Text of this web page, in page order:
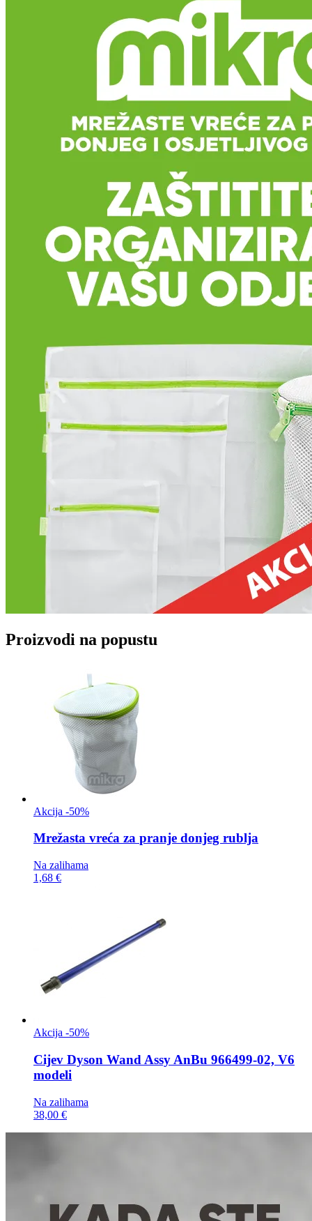
Proizvodi na popustu
Akcija -50%
Mrežasta vreća za pranje donjeg rublja
Na zalihama
1,68 €
Akcija -50%
Cijev Dyson Wand Assy AnBu 966499-02, V6
modeli
Na zalihama
38,00 €